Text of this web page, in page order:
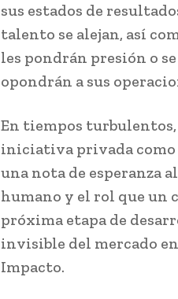
sus estados de
talento se alejan, así
les pondrán presión o
opondrán a sus
En tiempos
iniciativa privada como
una nota de esperanza
humano y el rol que un
próxima etapa de
invisible del mercado
Impacto.